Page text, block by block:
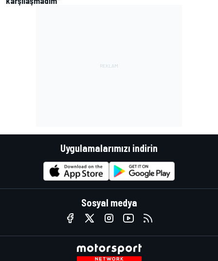
Uygulamalarımızı indirin
Sosyal medya